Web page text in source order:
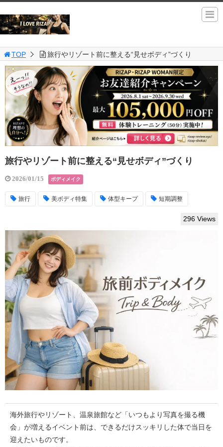
TOP 旅行やリゾート前に整える“見せボディ”づくり
旅行やリゾート前に整える“見せボディ”づくり
2026/01/15 ボディメイク
旅行 美ボディ特集 体型キープ 短期調整
296 Views
海外旅行やリゾート、温泉旅館など「いつもより写真を撮る機
会」が増えるイベント前は、できるだけスッキリした体で当日を
迎えたいものです。